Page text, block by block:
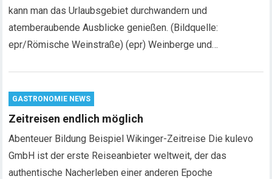
kann man das Urlaubsgebiet durchwandern und
atemberaubende Ausblicke genießen. (Bildquelle:
epr/Römische Weinstraße) (epr) Weinberge und…
GASTRONOMIE NEWS
Zeitreisen endlich möglich
Abenteuer Bildung Beispiel Wikinger-Zeitreise Die kulevo
GmbH ist der erste Reiseanbieter weltweit, der das
authentische Nacherleben einer anderen Epoche